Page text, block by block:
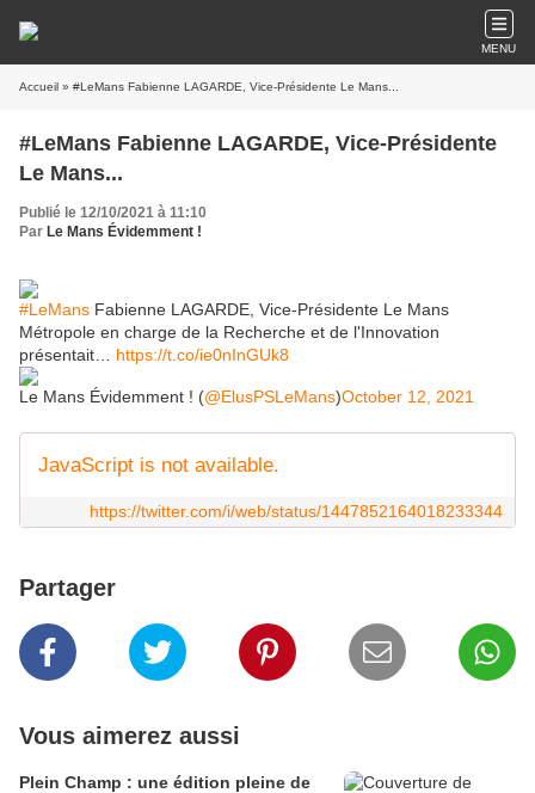
MENU
Accueil » #LeMans Fabienne LAGARDE, Vice-Présidente Le Mans...
#LeMans Fabienne LAGARDE, Vice-Présidente
Le Mans...
Publié le 12/10/2021 à 11:10
Par Le Mans Évidemment !
#LeMans Fabienne LAGARDE, Vice-Présidente Le Mans
Métropole en charge de la Recherche et de l'Innovation
présentait… https://t.co/ie0nInGUk8
Le Mans Évidemment ! (@ElusPSLeMans)October 12, 2021
JavaScript is not available.
https://twitter.com/i/web/status/1447852164018233344
Partager
Vous aimerez aussi
Plein Champ : une édition pleine de